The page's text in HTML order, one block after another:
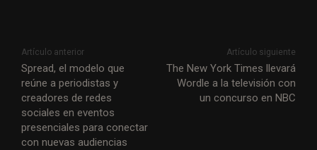
Artículo anterior
Spread, el modelo que
reúne a periodistas y
creadores de redes
sociales en eventos
presenciales para conectar
con nuevas audiencias
Artículo siguiente
The New York Times llevará
Wordle a la televisión con
un concurso en NBC